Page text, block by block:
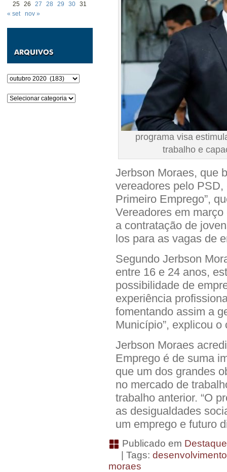
25 26 27 28 29 30 31
« set
nov »
Arquivos
Categorias
programa visa
trabalho e
Jerbson Moraes, que
vereadores pelo PSD,
Primeiro Emprego”,
Vereadores em
a contratação de
los para as vagas de
Segundo Jerbson
entre 16 e 24 anos,
possibilidade de
experiência
fomentando assim a
Município”, explicou o
Jerbson Moraes
Emprego é de suma
que um dos grandes
no mercado de
trabalho anterior. “O
as desigualdades
um emprego e futuro
Publicado em
| Tags: desenvolvimento
moraes